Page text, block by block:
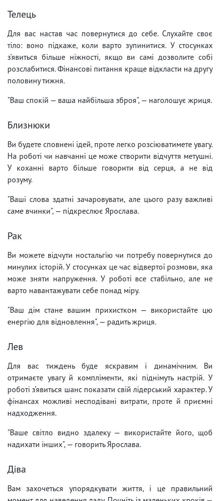
Телець
Для вас настав час повернутися до себе. Слухайте своє
тіло: воно підкаже, коли варто зупинитися. У стосунках
з’явиться більше ніжності, якщо ви самі дозволите собі
розслабитися. Фінансові питання краще відкласти на другу
половину тижня.
"Ваш спокій — ваша найбільша зброя", — наголошує жриця.
Близнюки
Ви будете сповнені ідей, проте легко розсіюватимете увагу.
На роботі чи навчанні це може створити відчуття метушні.
У коханні варто більше говорити від серця, а не від
розуму.
"Ваші слова здатні зачаровувати, але цього разу важливі
саме вчинки", — підкреслює Ярослава.
Рак
Ви можете відчути ностальгію чи потребу повернутися до
минулих історій. У стосунках це час відвертої розмови, яка
може зняти напруження. У роботі все стабільно, але не
варто навантажувати себе понад міру.
"Ваш дім стане вашим прихистком — використайте цю
енергію для відновлення", — радить жриця.
Лев
Для вас тиждень буде яскравим і динамічним. Ви
отримаєте увагу й компліменти, які піднімуть настрій. У
роботі з’явиться шанс показати свій лідерський характер. У
фінансах можливі несподівані витрати, проте й приємні
надходження.
"Ваше світло видно здалеку — використайте його, щоб
надихати інших", — говорить Ярослава.
Діва
Вам захочеться упорядкувати життя, і це правильний